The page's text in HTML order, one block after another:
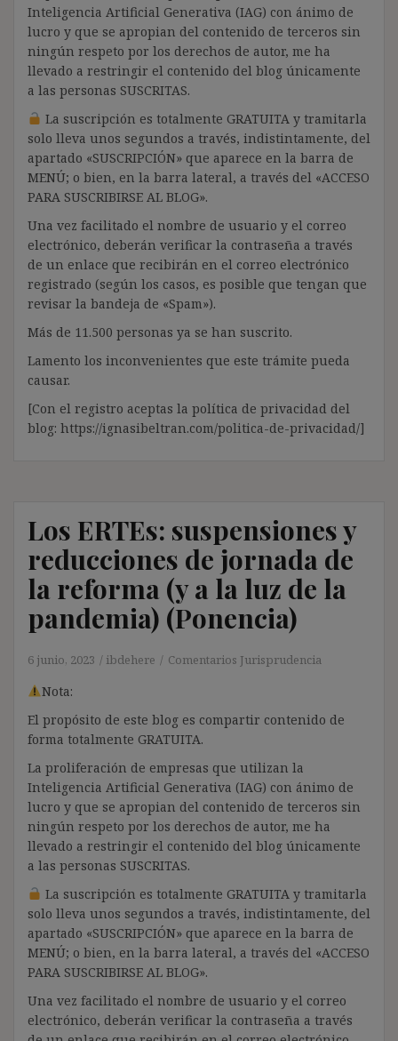
Inteligencia Artificial Generativa (IAG) con ánimo de
lucro y que se apropian del contenido de terceros sin
ningún respeto por los derechos de autor, me ha
llevado a restringir el contenido del blog únicamente
a las personas SUSCRITAS.
La suscripción es totalmente GRATUITA y tramitarla
solo lleva unos segundos a través, indistintamente, del
apartado «SUSCRIPCIÓN» que aparece en la barra de
MENÚ; o bien, en la barra lateral, a través del «ACCESO
PARA SUSCRIBIRSE AL BLOG».
Una vez facilitado el nombre de usuario y el correo
electrónico, deberán verificar la contraseña a través
de un enlace que recibirán en el correo electrónico
registrado (según los casos, es posible que tengan que
revisar la bandeja de «Spam»).
Más de 11.500 personas ya se han suscrito.
Lamento los inconvenientes que este trámite pueda
causar.
[Con el registro aceptas la política de privacidad del
blog: https://ignasibeltran.com/politica-de-privacidad/]
Los ERTEs: suspensiones y
reducciones de jornada de
la reforma (y a la luz de la
pandemia) (Ponencia)
6 junio, 2023 ibdehere Comentarios Jurisprudencia
Nota:
El propósito de este blog es compartir contenido de
forma totalmente GRATUITA.
La proliferación de empresas que utilizan la
Inteligencia Artificial Generativa (IAG) con ánimo de
lucro y que se apropian del contenido de terceros sin
ningún respeto por los derechos de autor, me ha
llevado a restringir el contenido del blog únicamente
a las personas SUSCRITAS.
La suscripción es totalmente GRATUITA y tramitarla
solo lleva unos segundos a través, indistintamente, del
apartado «SUSCRIPCIÓN» que aparece en la barra de
MENÚ; o bien, en la barra lateral, a través del «ACCESO
PARA SUSCRIBIRSE AL BLOG».
Una vez facilitado el nombre de usuario y el correo
electrónico, deberán verificar la contraseña a través